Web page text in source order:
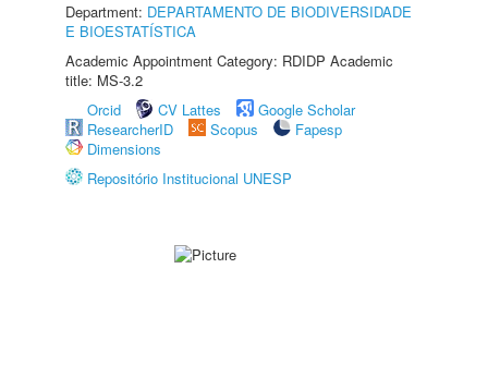
Department: DEPARTAMENTO DE BIODIVERSIDADE
E BIOESTATÍSTICA
Academic Appointment Category: RDIDP Academic
title: MS-3.2
Orcid
CV Lattes
Google Scholar
ResearcherID
Scopus
Fapesp
Dimensions
Repositório Institucional UNESP